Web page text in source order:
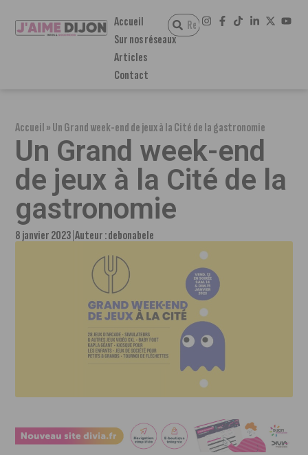
Accueil
Sur nos réseaux
Articles
Contact
Accueil»Un Grand week-end de jeux à la Cité de la gastronomie
Un Grand week-end
de jeux à la Cité de la
gastronomie
8 janvier 2023 Auteur :debonabele